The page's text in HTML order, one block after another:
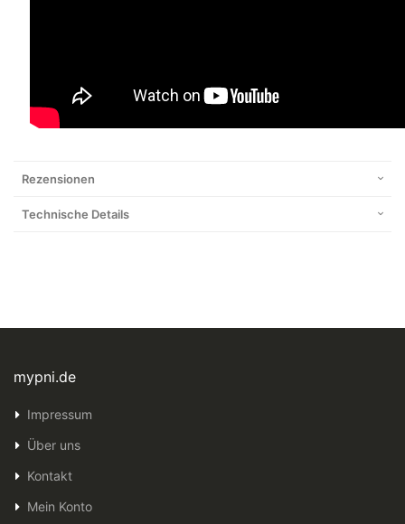
Rezensionen
Technische Details
mypni.de
Impressum
Über uns
Kontakt
Mein Konto